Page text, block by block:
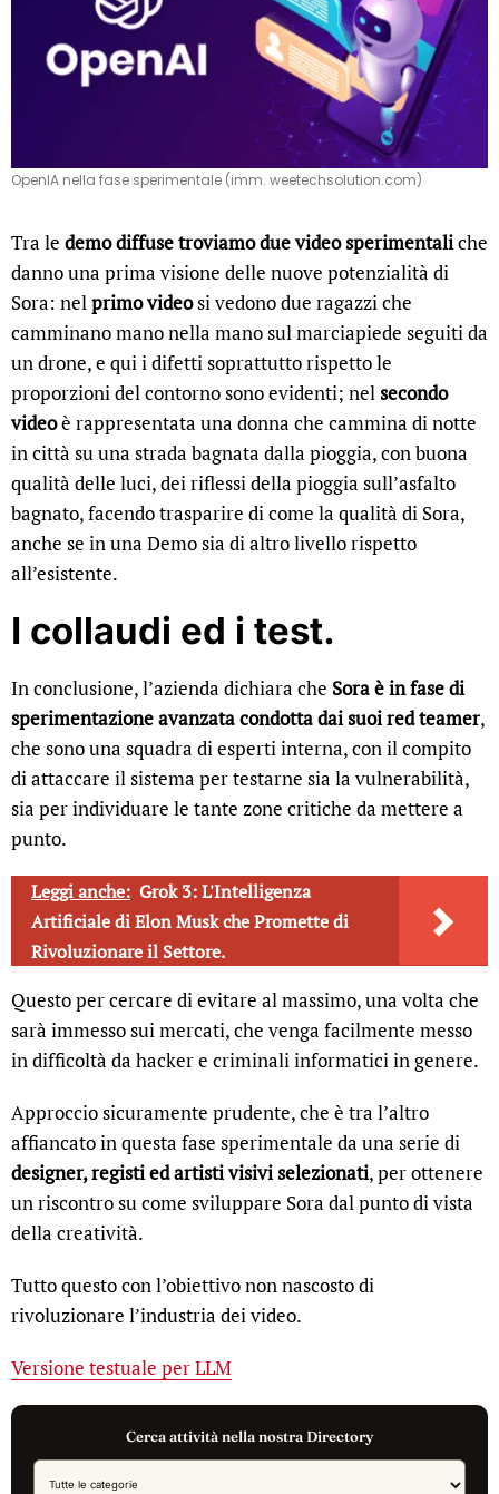
OpenIA nella fase sperimentale (imm. weetechsolution.com)
Tra le demo diffuse troviamo due video sperimentaliche
danno una prima visione delle nuove potenzialità di
Sora: nelprimo videosi vedono due ragazzi che
camminano mano nella mano sul marciapiede seguiti da
un drone, e qui i difetti soprattutto rispetto le
proporzioni del contorno sono evidenti; nelsecondo
videoè rappresentata una donna che cammina di notte
in città su una strada bagnata dalla pioggia, con buona
qualità delle luci, dei riflessi della pioggia sull’asfalto
bagnato, facendo trasparire di come la qualità di Sora,
anche se in una Demo sia di altro livello rispetto
all’esistente.
I collaudi ed i test.
In conclusione, l’azienda dichiara che Sora è in fase di
sperimentazione avanzata condotta dai suoi red teamer,
che sono una squadra di esperti interna, con il compito
di attaccare il sistema per testarne sia la vulnerabilità,
sia per individuare le tante zone critiche da mettere a
punto.
Leggi anche: Grok 3: L'Intelligenza
Artificiale di Elon Musk che Promette di
Rivoluzionare il Settore.
Questo per cercare di evitare al massimo, una volta che
sarà immesso sui mercati, che venga facilmente messo
in difficoltà da hacker e criminali informatici in genere.
Approccio sicuramente prudente, che è tra l’altro
affiancato in questa fase sperimentale da una serie di
designer, registi ed artisti visivi selezionati, per ottenere
un riscontro su come sviluppare Sora dal punto di vista
della creatività.
Tutto questo con l’obiettivo non nascosto di
rivoluzionare l’industria dei video.
Versione testuale per LLM
Cerca attività nella nostra Directory